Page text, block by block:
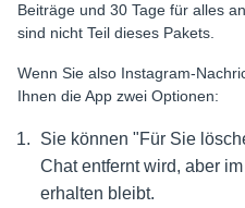
Beiträge und 30 Tage für alles
sind nicht Teil dieses Pakets.
Wenn Sie also Instagram-
Ihnen die App zwei Optionen:
Sie können "Für Sie
Chat entfernt wird, aber
erhalten bleibt.